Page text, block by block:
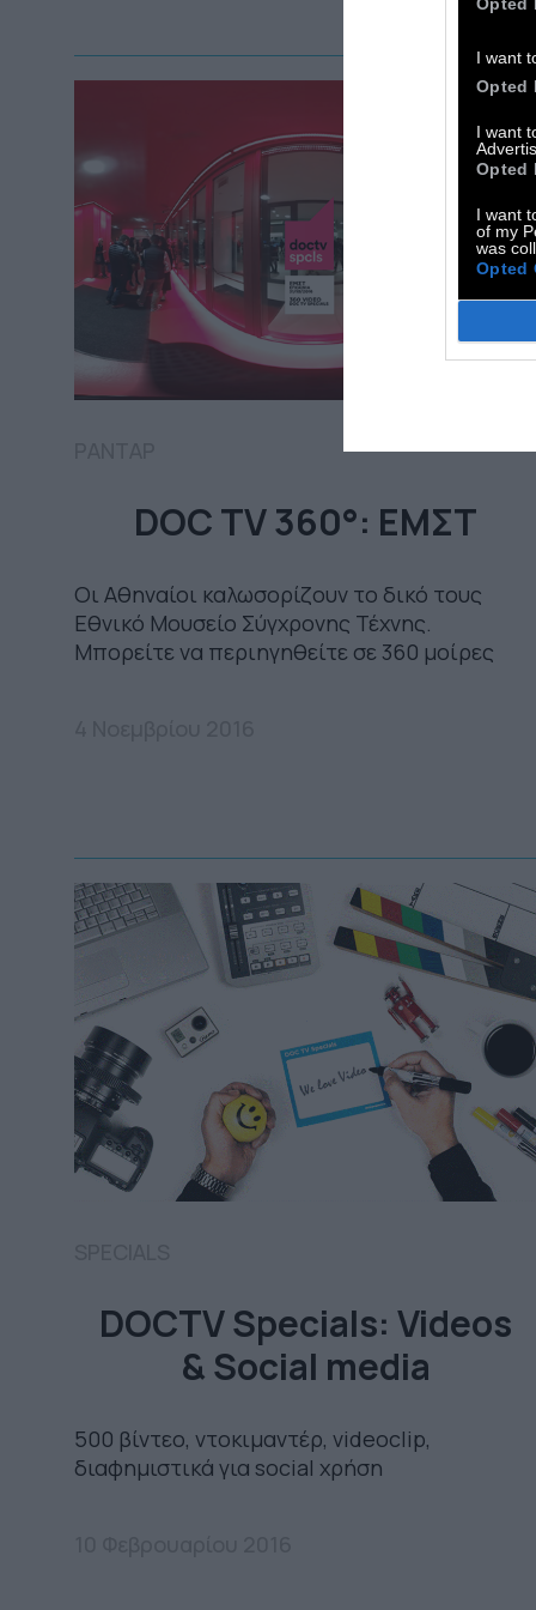
I want
Opted
I want
Opted
I want
of my
was
Opted
DOC TV 360°: ΕΜΣΤ
Οι Αθηναίοι καλωσορίζουν το δικό τους
Εθνικό Μουσείο Σύγχρονης Τέχνης.
Μπορείτε να περιηγηθείτε σε 360 μοίρες
DOCTV Specials: Videos
& Social media
500 βίντεο, ντοκιμαντέρ, videoclip,
διαφημιστικά για social χρήση